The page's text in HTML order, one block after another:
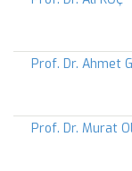
Prof. Dr. Ahmet
Prof. Dr. Murat